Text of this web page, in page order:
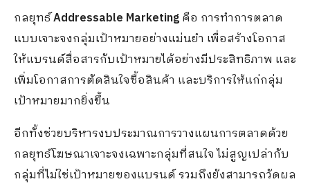
กลยุทธ์Addressable Marketingคือ การทำการตลาด
แบบเจาะจงกลุ่มเป้าหมายอย่างแม่นยำ เพื่อสร้างโอกาส
ให้แบรนด์สื่อสารกับเป้าหมายได้อย่างมีประสิทธิภาพ และ
เพิ่มโอกาสการตัดสินใจซื้อสินค้า และบริการให้แก่กลุ่ม
เป้าหมายมากยิ่งขึ้น
อีกทั้งช่วยบริหารงบประมาณการวางแผนการตลาดด้วย
กลยุทธ์โฆษณาเจาะจงเฉพาะกลุ่มที่สนใจ ไม่สูญเปล่ากับ
กลุ่มที่ไม่ใช่เป้าหมายของแบรนด์ รวมถึงยังสามารถวัดผล